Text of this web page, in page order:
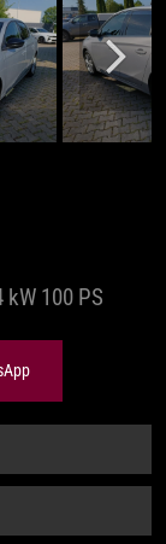
kW 100 PS